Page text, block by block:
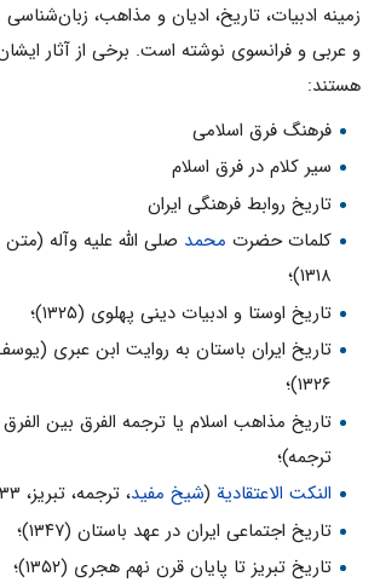
زمینه ادبیات، تاریخ، ادیان و مذاهب،
و عربى و فرانسوى نوشته است. برخى از آثار
هستند:
فرهنگ فرق اسلامی
سیر کلام در فرق اسلام
‏تاریخ روابط فرهنگی ایران
کلمات حضرت محمد صلی الله علیه وآله
۱۳۱۸)؛
تاریخ اوستا و ادبیات دینى پهلوى (۱۳۲۵)؛
تاریخ ایران باستان به روایت ابن عبرى
۱۳۲۶)؛
تاریخ مذاهب اسلام یا ترجمه الفرق بین الفرق
ترجمه)؛
النکت الاعتقادیة(شیخ مفید، ترجمه، تبریز، ۱۳۳۳)؛
تاریخ اجتماعى ایران در عهد باستان (۱۳۴۷)؛
تاریخ تبریز تا پایان قرن نهم هجرى (۱۳۵۲)؛